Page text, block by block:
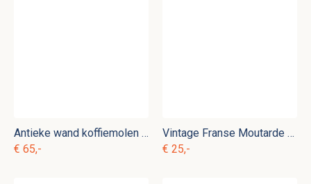
Antieke wand koffiemolen Koffie nr. 7
€ 65,-
Vintage Franse Moutarde gres pot
€ 25,-